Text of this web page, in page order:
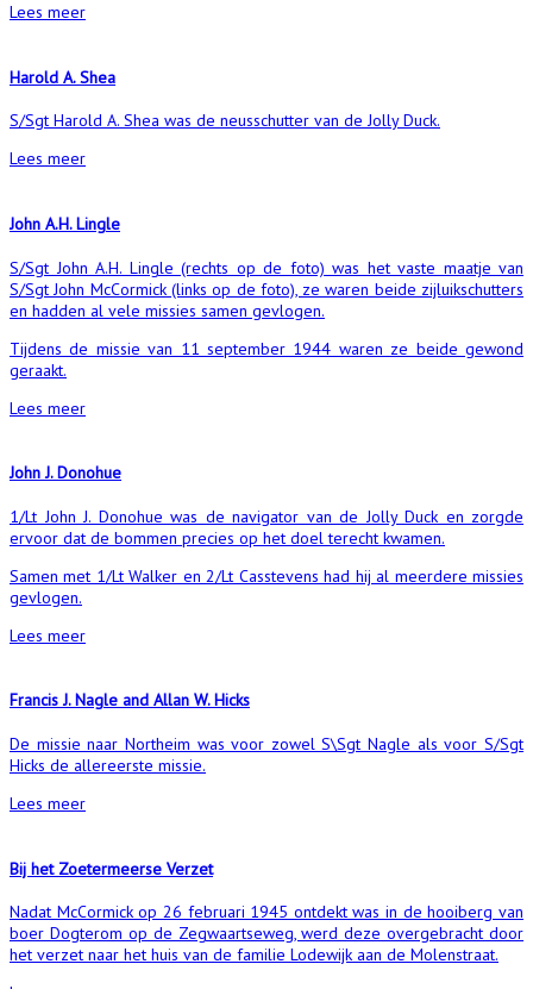
Lees meer
Harold A. Shea
S/Sgt Harold A. Shea was de neusschutter van de Jolly Duck.
Lees meer
John A.H. Lingle
S/Sgt John A.H. Lingle (rechts op de foto) was het vaste maatje van
S/Sgt John McCormick (links op de foto), ze waren beide zijluikschutters
en hadden al vele missies samen gevlogen.
Tijdens de missie van 11 september 1944 waren ze beide gewond
geraakt.
Lees meer
John J. Donohue
1/Lt John J. Donohue was de navigator van de Jolly Duck en zorgde
ervoor dat de bommen precies op het doel terecht kwamen.
Samen met 1/Lt Walker en 2/Lt Casstevens had hij al meerdere missies
gevlogen.
Lees meer
Francis J. Nagle and Allan W. Hicks
De missie naar Northeim was voor zowel S\Sgt Nagle als voor S/Sgt
Hicks de allereerste missie.
Lees meer
Bij het Zoetermeerse Verzet
Nadat McCormick op 26 februari 1945 ontdekt was in de hooiberg van
boer Dogterom op de Zegwaartseweg, werd deze overgebracht door
het verzet naar het huis van de familie Lodewijk aan de Molenstraat.